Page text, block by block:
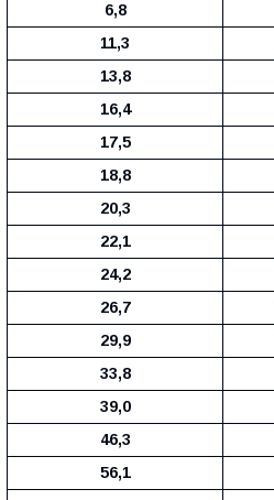
6,8
11,3
13,8
16,4
17,5
18,8
20,3
22,1
24,2
26,7
29,9
33,8
39,0
46,3
56,1